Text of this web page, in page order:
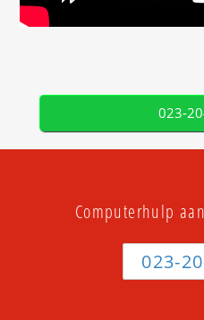
023-
Computerhulp
023-